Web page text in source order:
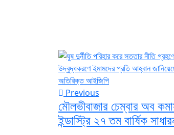
Previous
মৌলভীবাজার চেম্বার অব
ইন্ডাস্ট্রি ২৭ তম বার্ষিক